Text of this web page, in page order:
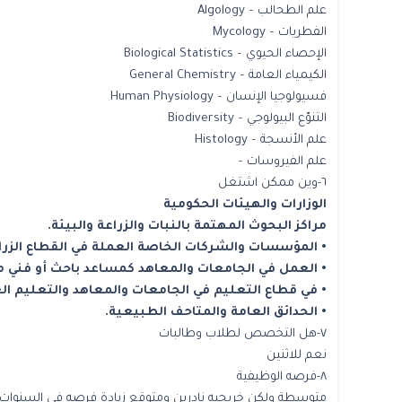
علم الطحالب – Algology
الفطريات – Mycology
الإحصاء الحيوي – Biological Statistics
الكيمياء العامة – General Chemistry
فسيولوجيا الإنسان – Human Physiology
التنوّع البيولوجي – Biodiversity
علم الأنسجة – Histology
علم الفيروسات –
٦-وين ممكن اشتغل
الوزارات والهيئات الحكومية
مراكز البحوث المهتمة بالنبات والزراعة والبيئة.
• المؤسسات والشركات الخاصة العملة في القطاع
• العمل في الجامعات والمعاهد كمساعد باحث أو فني
• في قطاع التعليم في الجامعات والمعاهد والتعليم
• الحدائق العامة والمتاحف الطبيعية.
٧-هل التخصص لطلاب وطالبات
نعم للاثنين
٨-فرصه الوظيفية
متوسطة ولكن خريجيه نادرين ومتوقع زيادة فرصه في السنوات